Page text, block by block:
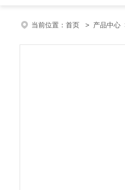
当前位置： 首页 > 产品中心